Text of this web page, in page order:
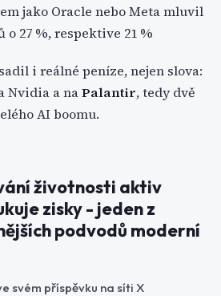
jako Oracle nebo Meta mluvil
o 27 %, respektive 21 %
i reálné peníze, nejen slova:
Nvidia a naPalantir, tedy dvě
AI boomu.
životnosti aktiv
zisky - jeden z
podvodů moderní
svém příspěvku na síti X